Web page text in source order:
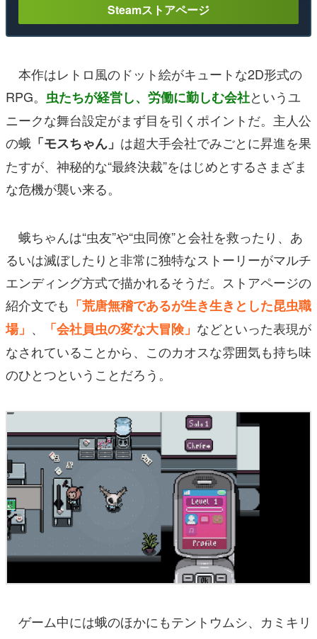
Steamストアページ
本作はレトロ風のドット絵がキュートな2D形式の
RPG。 虫たちが経営し、労働に勤しむ会社というユ
ニークな舞台設定がまず目を引くポイントだ。主人公
の蛾 「モスちゃん」 は超大手会社でみごとに昇進を果
たすが、神秘的な“最終決裁”をはじめとするさまざま
な危機が襲い来る。
蛾ちゃんは“虫友”や“虫同僚”と会社を救ったり、あ
るいは滅ぼしたりと非常に独特なストーリーがマルチ
エンディング方式で描かれるそうだ。ストアページの
紹介文でも 「荒唐無稽であるが生き生きとした昆虫職
場」 、 「会社員虫の変な大冒険」 などといった表現が
なされていることから、このカオスな雰囲気も持ち味
のひとつということだろう。
ゲーム中には蛾のほかにもテントウムシ、カミキリ